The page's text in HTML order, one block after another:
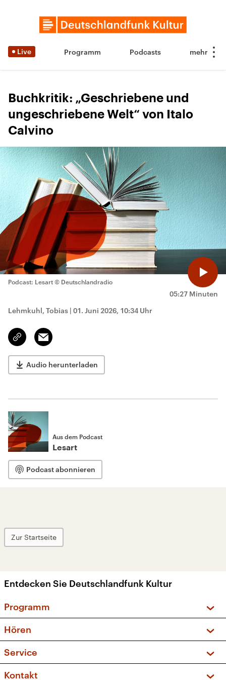
Live Programm Podcasts
Buchkritik: „Geschriebene und
ungeschriebene Welt“ von Italo
Calvino
05:27 Minuten
Podcast: Lesart © Deutschlandradio
Lehmkuhl, Tobias | 01. Juni 2026, 10:34 Uhr
Link
kopieren/teilen
Email
Audio herunterladen
Aus dem Podcast
Lesart
Podcast abonnieren
Zur Startseite
Entdecken Sie Deutschlandfunk Kultur
Programm
Sendungen und Podcasts
Musikliste
Kakadu – Das Kinderprogramm
Hören
Frequenzen (UKW + DAB+)
Service
FAQ
Kontakt